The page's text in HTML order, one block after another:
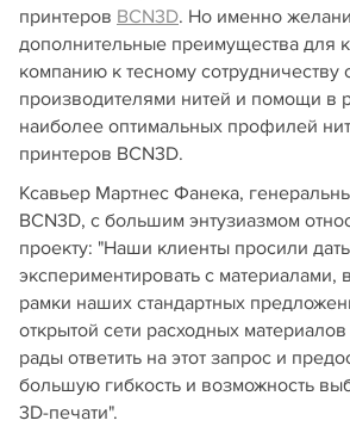
принтеров BCN3D. Но именно
дополнительные преимущества для
компанию к тесному сотрудничеству
производителями нитей и помощи в
наиболее оптимальных профилей
принтеров BCN3D.
Ксавьер Мартнес Фанека,
BCN3D, с большим энтузиазмом
проекту: "Наши клиенты просили
экспериментировать с
рамки наших стандартных
открытой сети расходных
рады ответить на этот запрос и
большую гибкость и возможность
3D-печати".